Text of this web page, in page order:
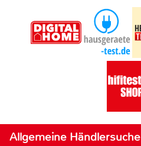
Allgemeine Händlersuche